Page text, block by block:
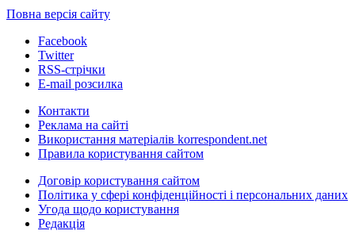
Повна версія сайту
Facebook
Twitter
RSS-стрічки
E-mail розсилка
Контакти
Реклама на сайті
Використання матеріалів korrespondent.net
Правила користування сайтом
Договір користування сайтом
Політика у сфері конфіденційності і персональних даних
Угода щодо користування
Редакція